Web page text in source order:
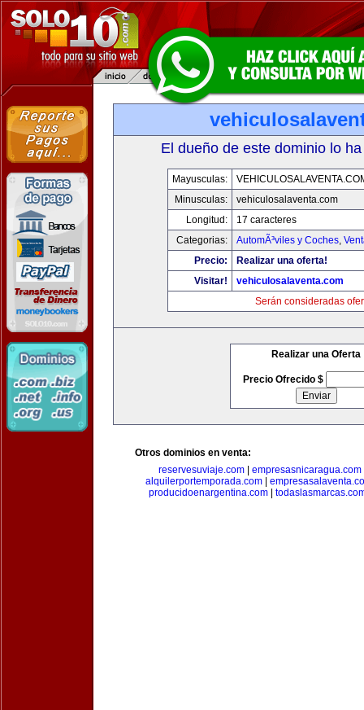
El dueño de este dominio lo
Mayusculas:
Minusculas:
vehiculosalaventa.com
Longitud:
17 caracteres
Categorias:
AutomÃ³viles y Coches,
Precio:
Realizar una oferta!
Visitar!
vehiculosalaventa.com
Serán consideradas
Realizar una Oferta
Precio Ofrecido $
Otros dominios en venta:
reservesuviaje.com| empresasnicaragua.com
alquilerportemporada.com
producidoenargentina.com|